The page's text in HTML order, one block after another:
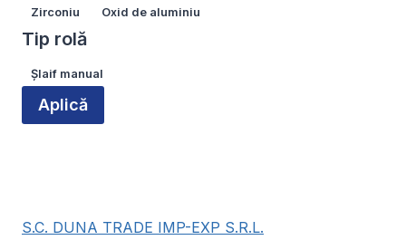
Material
Zirconiu Oxid de aluminiu
Tip rolă
Tip
rolă
Șlaif manual
Aplică
S.C. DUNA TRADE IMP-EXP S.R.L.